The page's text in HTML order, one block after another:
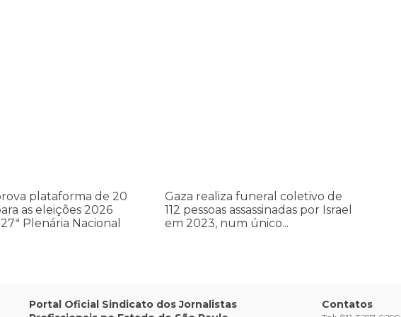
plataforma de 20
as eleições 2026
Plenária Nacional
por
Israel
em
aéreo
Gaza realiza funeral coletivo de
112 pessoas assassinadas por Israel
em 2023, num único...
Portal Oficial Sindicato dos Jornalistas
Contatos